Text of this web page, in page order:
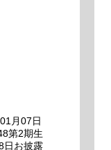
月07日
第2期生
日お披露